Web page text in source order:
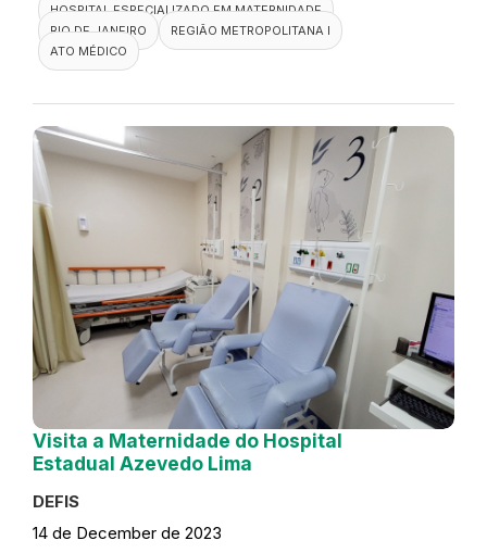
HOSPITAL ESPECIALIZADO EM MATERNIDADE
RIO DE JANEIRO
REGIÃO METROPOLITANA I
ATO MÉDICO
Visita a Maternidade do Hospital
Estadual Azevedo Lima
DEFIS
14 de December de 2023